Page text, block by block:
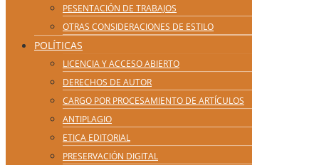
PESENTACIÓN DE TRABAJOS
OTRAS CONSIDERACIONES DE ESTILO
POLÍTICAS
LICENCIA Y ACCESO ABIERTO
DERECHOS DE AUTOR
CARGO POR PROCESAMIENTO DE ARTÍCULOS
ANTIPLAGIO
ETICA EDITORIAL
PRESERVACIÓN DIGITAL